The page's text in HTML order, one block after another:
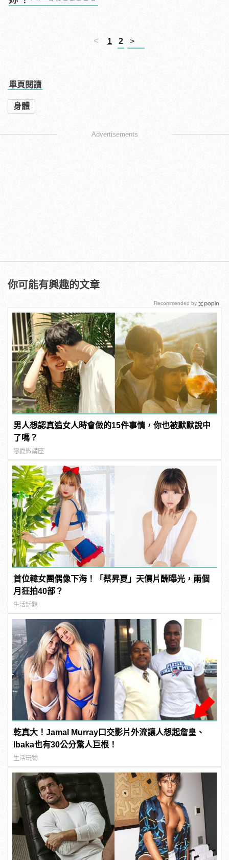
< 1 2 >
單頁閱讀
身體
Advertisements
你可能有興趣的文章
男人想認真追女人時會做的15件事情，你也被默默說中
了嗎？
戀愛微講座
首位韓女團偶像下海！「蔡昇夏」天價片酬曝光，兩個
月狂拍40部？
生活話題
乾真大！Jamal Murray口交影片外流讓人想起詹皇、
Ibaka也有30公分驚人巨根！
生活玩物
Recommended by